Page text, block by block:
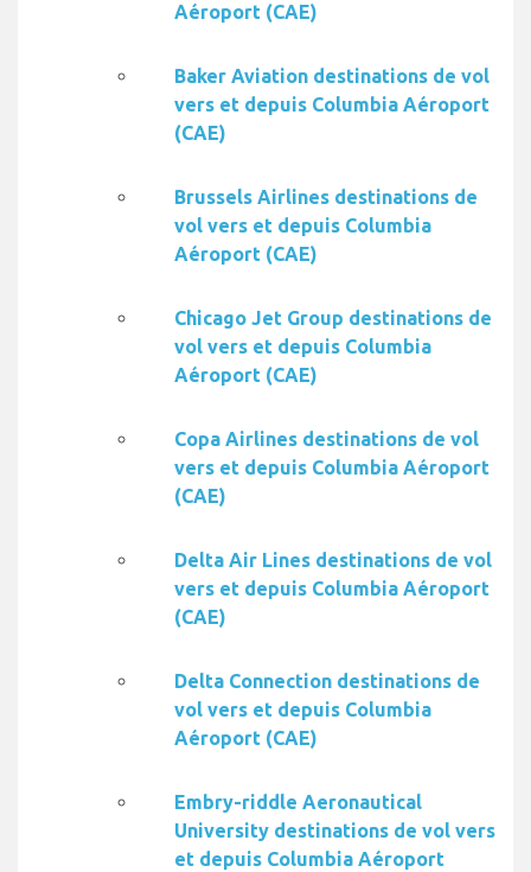
Aéroport (CAE)
Baker Aviation destinations de vol
vers et depuis Columbia Aéroport
(CAE)
Brussels Airlines destinations de
vol vers et depuis Columbia
Aéroport (CAE)
Chicago Jet Group destinations de
vol vers et depuis Columbia
Aéroport (CAE)
Copa Airlines destinations de vol
vers et depuis Columbia Aéroport
(CAE)
Delta Air Lines destinations de vol
vers et depuis Columbia Aéroport
(CAE)
Delta Connection destinations de
vol vers et depuis Columbia
Aéroport (CAE)
Embry-riddle Aeronautical
University destinations de vol vers
et depuis Columbia Aéroport